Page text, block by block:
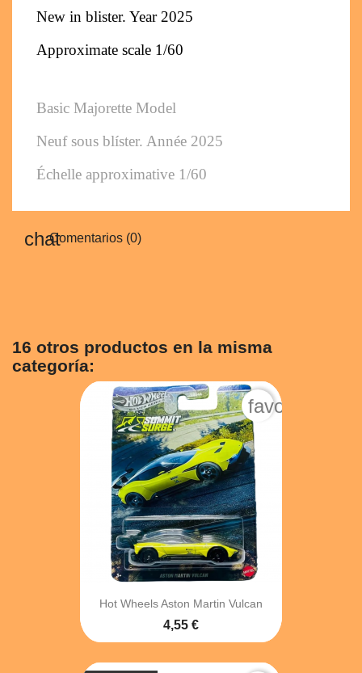
New in blister. Year 2025
Approximate scale 1/60
Basic Majorette Model
Neuf sous blíster. Année 2025
Échelle approximative 1/60
Comentarios (0)
16 otros productos en la misma
categoría:
Hot Wheels Aston Martin Vulcan
4,55 €